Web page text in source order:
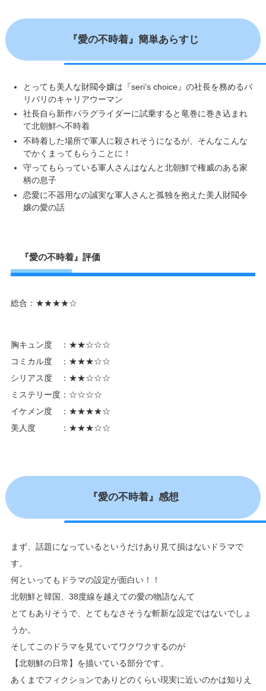
『愛の不時着』簡単あらすじ
とっても美人な財閥令嬢は『seri’s choice』の社長を務めるバ
リバリのキャリアウーマン
社長自ら新作パラグライダーに試乗すると竜巻に巻き込まれ
て北朝鮮へ不時着
不時着した場所で軍人に殺されそうになるが、そんなこんな
でかくまってもらうことに！
守ってもらっている軍人さんはなんと北朝鮮で権威のある家
柄の息子
恋愛に不器用なの誠実な軍人さんと孤独を抱えた美人財閥令
嬢の愛の話
『愛の不時着』評価
総合：★★★★☆
胸キュン度 ：★★☆☆☆
コミカル度 ：★★★☆☆
シリアス度 ：★★☆☆☆
ミステリー度：☆☆☆☆
イケメン度 ：★★★★☆
美人度 ：★★★☆☆
『愛の不時着』感想
まず、話題になっているというだけあり見て損はないドラマで
す。
何といってもドラマの設定が面白い！！
北朝鮮と韓国、38度線を越えての愛の物語なんて
とてもありそうで、とてもなさそうな斬新な設定ではないでしょ
うか。
そしてこのドラマを見ていてワクワクするのが
【北朝鮮の日常】を描いている部分です。
あくまでフィクションでありどのくらい現実に近いのかは知りえ